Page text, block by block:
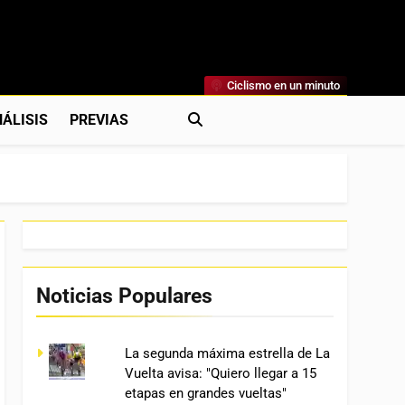
Previas Y Más. La Web Ciclista De Referencia.
Ciclismo en un minuto
PREVIAS
Noticias Populares
La segunda máxima estrella de La
Vuelta avisa: "Quiero llegar a 15
etapas en grandes vueltas"